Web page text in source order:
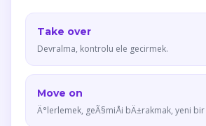
Take over
Devralma, kontrolu ele gecirmek.
Move on
Ä°lerlemek, geÃ§miÅi bÄ±rakmak, yeni